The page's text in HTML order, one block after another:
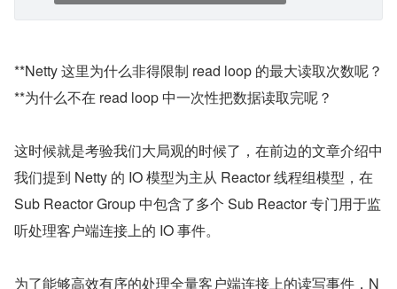
NioSocketChannel 在接收网络数据的过程处理中，也是通
过在一个do{....}while(...)循环 read loop 中不断
同样在 NioSocketChannel 读取连接数据的 read loop 中也
是受最大读取次数的限制。默认配置最多只能读取 16 次，
超过 16 次无论此时 NioSocketChannel 中是否还有数据可